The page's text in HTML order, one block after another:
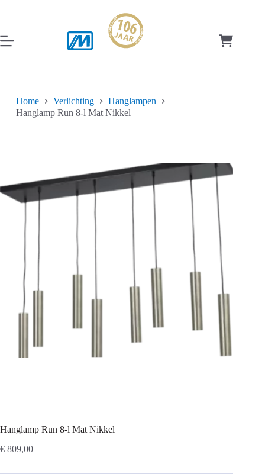
inhoud
Home Verlichting
Hanglampen
Hanglamp Run 8-l Mat Nikkel
Hanglamp Run 8-l Mat Nikkel
€ 809,00